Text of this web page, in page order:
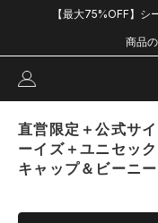
【最大75%OFF】シ
商品
直営限定＋公式サ
ーイズ＋ユニセッ
キャップ＆ビーニー